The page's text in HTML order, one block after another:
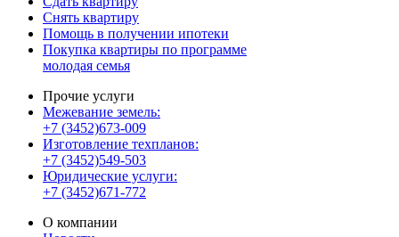
Снять квартиру
Помощь в получении ипотеки
Покупка квартиры по программе
молодая семья
Прочие услуги
Межевание земель:
+7 (3452)673-009
Изготовление техпланов:
+7 (3452)549-503
Юридические услуги:
+7 (3452)671-772
О компании